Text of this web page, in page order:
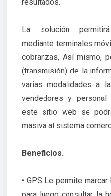
resultados.
La solución
mediante terminales
cobranzas, Así mismo,
(transmisión) de la
varias modalidades a
vendedores y
este sitio web se
masiva al sistema
Beneficios.
• GPS Le permite